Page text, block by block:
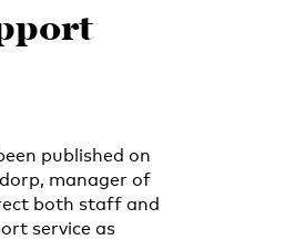
published on
manager of
both staff and
service as